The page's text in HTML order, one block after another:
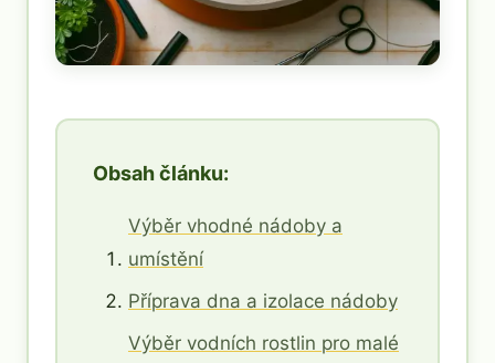
Obsah článku:
Výběr vhodné nádoby a
umístění
Příprava dna a izolace nádoby
Výběr vodních rostlin pro malé